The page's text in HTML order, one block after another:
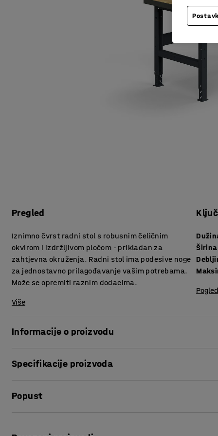
Pregled
Iznimno čvrst radni stol s robusnim čeličnim
okvirom i izdržljivom pločom - prikladan za
zahtjevna okruženja. Radni stol ima podesive noge
za jednostavno prilagođavanje vašim potrebama.
Može se opremiti raznim dodacima.
Više
Širina
Informacije o proizvodu
proizvodnje. S velikim izborom praktičnog pribora, radni
Radni stol ima čvrstu radnu ploču prekrivenu hrastovim
Specifikacije proizvoda
Širina: 760
Površina ploče
Pravokutna
Popust